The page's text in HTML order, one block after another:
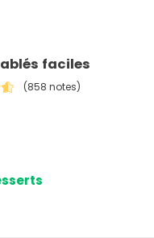
faciles
(858 notes)